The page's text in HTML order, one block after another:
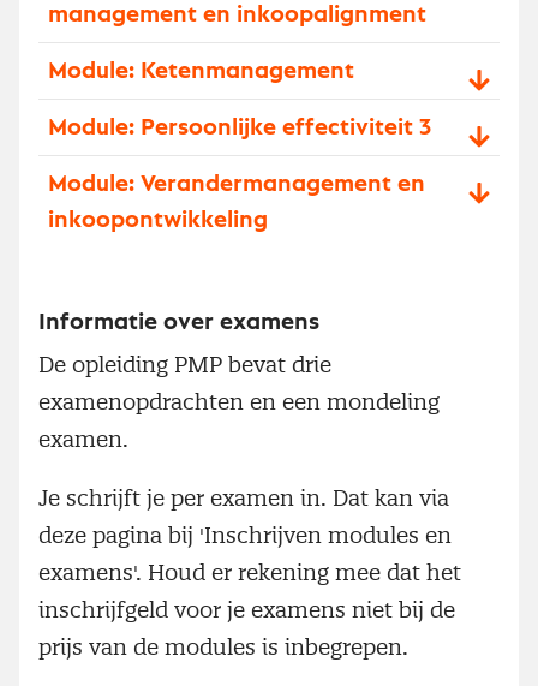
management en inkoopalignment
Module: Ketenmanagement
Module: Persoonlijke effectiviteit 3
Module: Verandermanagement en
inkoopontwikkeling
Informatie over examens
De opleiding PMP bevat drie
examenopdrachten en een mondeling
examen.
Je schrijft je per examen in. Dat kan via
deze pagina bij 'Inschrijven modules en
examens'. Houd er rekening mee dat het
inschrijfgeld voor je examens niet bij de
prijs van de modules is inbegrepen.